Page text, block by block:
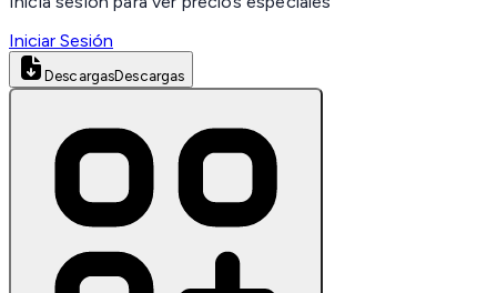
Iniciar Sesión
DescargasDescargas